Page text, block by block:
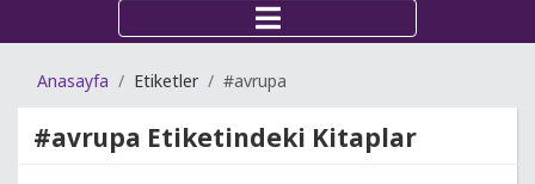
Anasayfa Etiketler #avrupa
#avrupa Etiketindeki Kitaplar